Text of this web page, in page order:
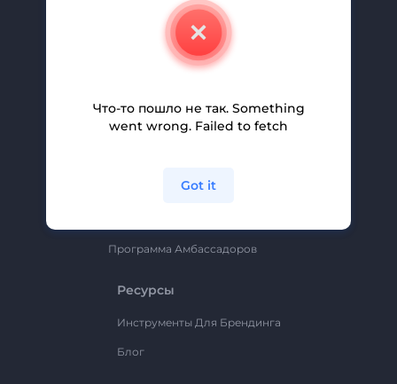
Свяжитесь С Нами
Помощь И Поддержка
Партнерская Программа
Политика Конфиденциальности
Программа Амбассадоров
Ресурсы
Инструменты Для Брендинга
Блог
Что-то пошло не так. Something
went wrong. Failed to fetch
Got it